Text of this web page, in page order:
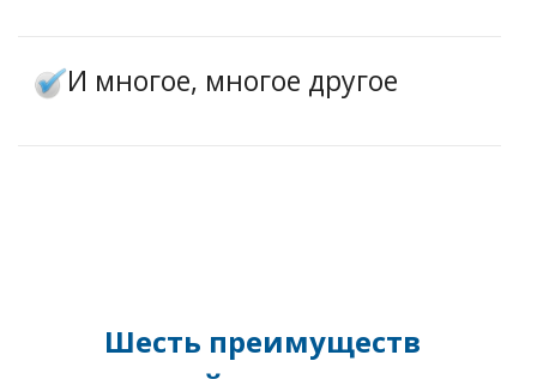
И многое, многое другое
Шесть преимуществ